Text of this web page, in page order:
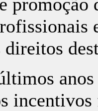
direitos